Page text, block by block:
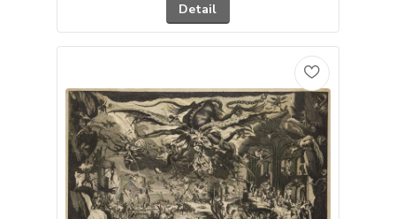
Detail